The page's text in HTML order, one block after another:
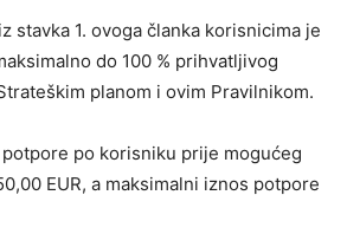
stavka 1. ovoga članka korisnicima je
do 100 % prihvatljivog
planom i ovim Pravilnikom.
po korisniku prije mogućeg
EUR, a maksimalni iznos potpore